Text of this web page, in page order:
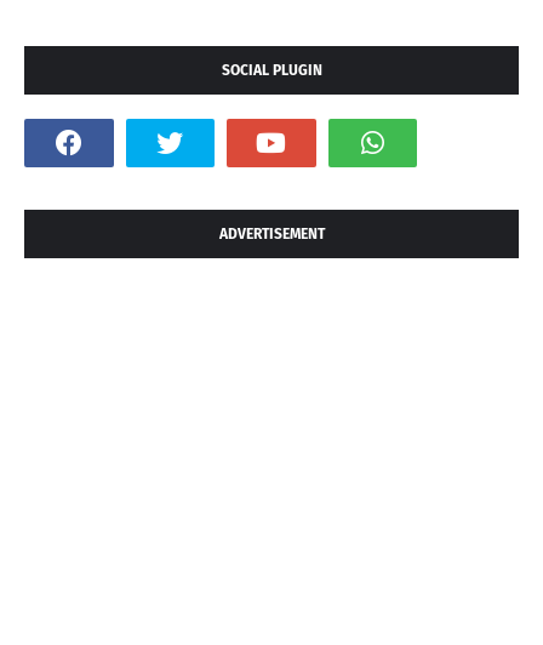
SOCIAL PLUGIN
ADVERTISEMENT